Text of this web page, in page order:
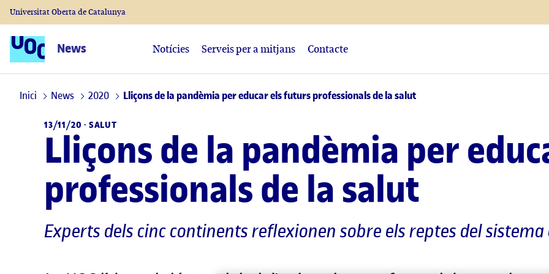
Universitat Oberta de Catalunya
News Notícies Serveis per a mitjans Contacte
Inici News 2020 Lliçons de la pandèmia per educar els futurs professionals de la salut
13/11/20 · SALUT
Lliçons de la pandèmia per
professionals de la salut
Experts dels cinc continents reflexionen sobre els reptes del